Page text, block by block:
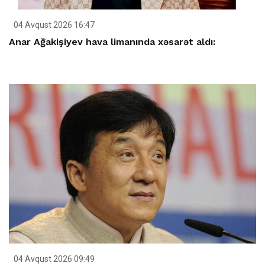
04 Avqust 2026 16:47
Anar Ağakişiyev hava limanında xəsarət aldı:
04 Avqust 2026 09:49